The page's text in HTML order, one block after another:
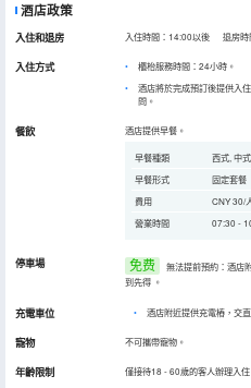
酒店政策
入住和退房 入住時間：14:00以後 退房時
入住方式
櫃枱服務時間：24小時。
酒店將於完成預訂後提供入
問。
餐飲 酒店提供早餐。
早餐種類
西式, 中式
早餐形式
固定套餐
費用
CNY 30/
營業時間
07:30 -
停車場 免费 無法提前預約：酒店
到先得 。
充電車位 • 酒店附近提供充電樁，交
寵物 不可攜帶寵物。
年齡限制 僅接待18 - 60歲的客人辦理入住